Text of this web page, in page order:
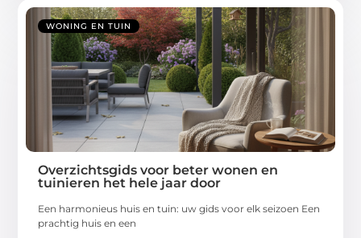
WONING EN TUIN
Overzichtsgids voor beter wonen en
tuinieren het hele jaar door
Een harmonieus huis en tuin: uw gids voor elk seizoen Een
prachtig huis en een